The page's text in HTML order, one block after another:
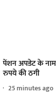
पेंशन अपडेट के
रुपये की ठगी
25 minutes ago